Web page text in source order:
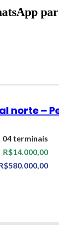
norte –
04 terminais
R$14.000,00